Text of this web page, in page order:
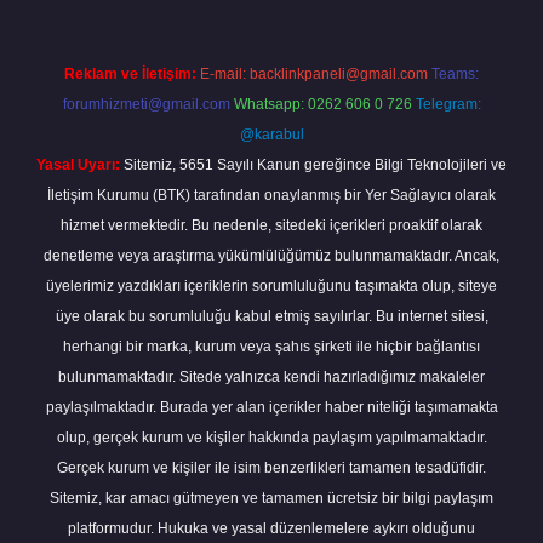
Reklam ve İletişim: E-mail: backlinkpaneli@gmail.com Teams:
forumhizmeti@gmail.com Whatsapp: 0262 606 0 726 Telegram:
@karabul
Yasal Uyarı: Sitemiz, 5651 Sayılı Kanun gereğince Bilgi Teknolojileri ve
İletişim Kurumu (BTK) tarafından onaylanmış bir Yer Sağlayıcı olarak
hizmet vermektedir. Bu nedenle, sitedeki içerikleri proaktif olarak
denetleme veya araştırma yükümlülüğümüz bulunmamaktadır. Ancak,
üyelerimiz yazdıkları içeriklerin sorumluluğunu taşımakta olup, siteye
üye olarak bu sorumluluğu kabul etmiş sayılırlar. Bu internet sitesi,
herhangi bir marka, kurum veya şahıs şirketi ile hiçbir bağlantısı
bulunmamaktadır. Sitede yalnızca kendi hazırladığımız makaleler
paylaşılmaktadır. Burada yer alan içerikler haber niteliği taşımamakta
olup, gerçek kurum ve kişiler hakkında paylaşım yapılmamaktadır.
Gerçek kurum ve kişiler ile isim benzerlikleri tamamen tesadüfidir.
Sitemiz, kar amacı gütmeyen ve tamamen ücretsiz bir bilgi paylaşım
platformudur. Hukuka ve yasal düzenlemelere aykırı olduğunu